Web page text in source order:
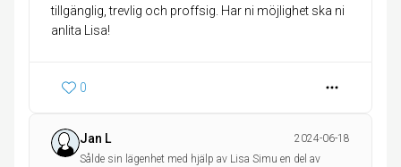
tillgänglig, trevlig och proffsig. Har ni möjlighet ska ni
anlita Lisa!
0
Jan L
2024-06-18
Sålde sin lägenhet med hjälp av Lisa Simu en del av